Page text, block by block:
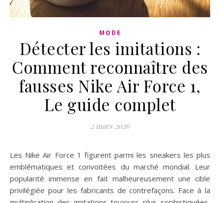
MODE
Détecter les imitations :
Comment reconnaître des
fausses Nike Air Force 1,
Le guide complet
2 mars 2026
Les Nike Air Force 1 figurent parmi les sneakers les plus
emblématiques et convoitées du marché mondial. Leur
popularité immense en fait malheureusement une cible
privilégiée pour les fabricants de contrefaçons. Face à la